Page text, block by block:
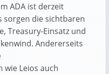
ADA ist derzeit
sorgen die sichtbaren
Treasury-Einsatz und
Andererseits
wie Leios auch